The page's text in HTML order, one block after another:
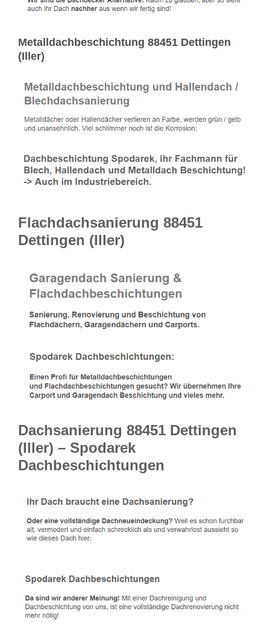
Metalldachbeschichtung 88451 Dettingen
(Iller)
Flachdachsanierung 88451
Dettingen (Iller)
Dachsanierung 88451 Dettingen
(Iller) – Spodarek
Dachbeschichtungen